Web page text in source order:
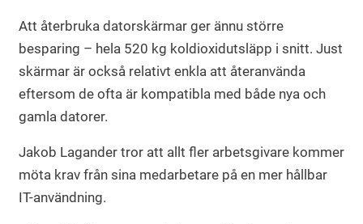
Att återbruka datorskärmar ger ännu större
besparing – hela 520 kg koldioxidutsläpp i snitt. Just
skärmar är också relativt enkla att återanvända
eftersom de ofta är kompatibla med både nya och
gamla datorer.
Jakob Lagander tror att allt fler arbetsgivare kommer
möta krav från sina medarbetare på en mer hållbar
IT-användning.